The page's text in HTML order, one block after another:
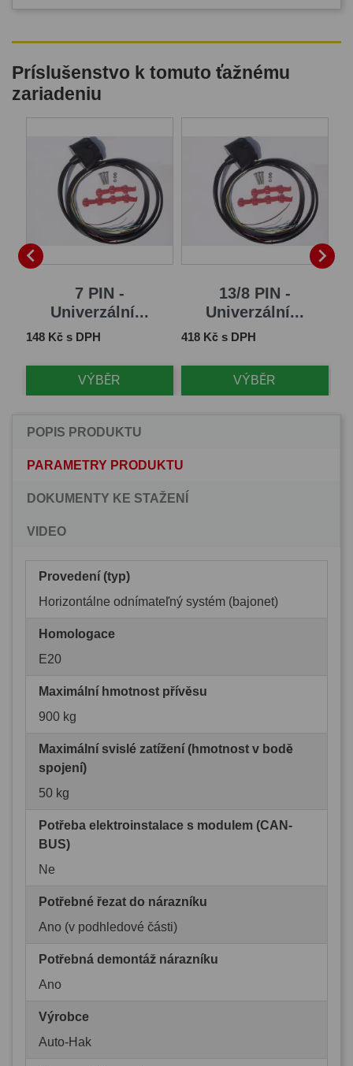
Príslušenstvo k tomuto ťažnému
zariadeniu

7 PIN -
Univerzální...
Cena
148 Kč s DPH
VÝBĚR
13/8 PIN -
Univerzální...
Cena
418 Kč s DPH
VÝBĚR

POPIS PRODUKTU
PARAMETRY PRODUKTU
DOKUMENTY KE STAŽENÍ
VIDEO
Provedení (typ)
Horizontálne odnímateľný systém (bajonet)
Homologace
E20
Maximální hmotnost přívěsu
900 kg
Maximální svislé zatížení (hmotnost v bodě
spojení)
50 kg
Potřeba elektroinstalace s modulem (CAN-
BUS)
Ne
Potřebné řezat do nárazníku
Ano (v podhledové části)
Potřebná demontáž nárazníku
Ano
Výrobce
Auto-Hak